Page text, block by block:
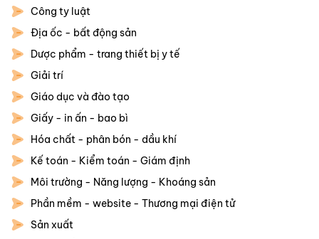
Công ty luật
Địa ốc - bất động sản
Dược phẩm - trang thiết bị y tế
Giải trí
Giáo dục và đào tạo
Giấy - in ấn - bao bì
Hóa chất - phân bón - dầu khí
Kế toán - Kiểm toán - Giám định
Môi trường - Năng lượng - Khoáng sản
Phần mềm - website - Thương mại điện tử
Sản xuất